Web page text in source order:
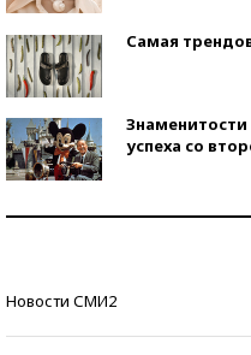
Самая
успеха со
Новости СМИ2